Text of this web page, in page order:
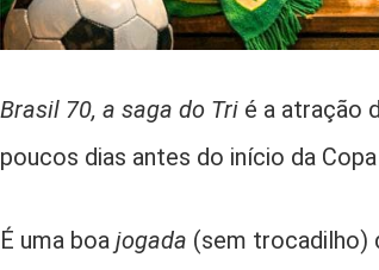
Brasil 70, a saga do Tri é a atração
poucos dias antes do início da
É uma boa jogada (sem trocadilho)